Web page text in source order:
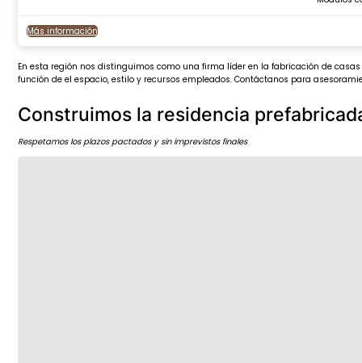
Más información
En esta región nos distinguimos como una firma líder en la fabricación de
función de el espacio, estilo y recursos empleados. Contáctanos para
Construimos la residencia
Respetamos los plazos pactados y sin imprevistos finales